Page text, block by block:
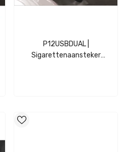
P12USBDUAL |
Sigarettenaansteker